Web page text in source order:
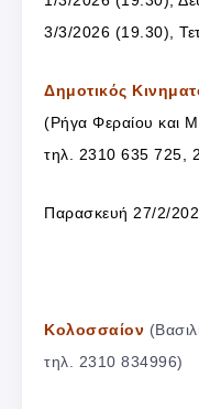
3/3/2026 (19.30),
Δημοτικός
(Ρήγα Φεραίου και
τηλ. 2310 635 725,
Παρασκευή 27/2/
Κολοσσαίον
τηλ. 2310 834996)